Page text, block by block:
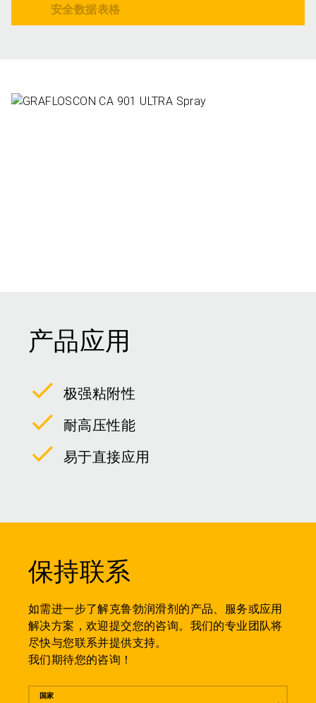
安全数据表格
产品应用
极强粘附性
耐高压性能
易于直接应用
保持联系
如需进一步了解克鲁勃润滑剂的产品、服务或应用
解决方案，欢迎提交您的咨询。我们的专业团队将
尽快与您联系并提供支持。
我们期待您的咨询！
留言
国家